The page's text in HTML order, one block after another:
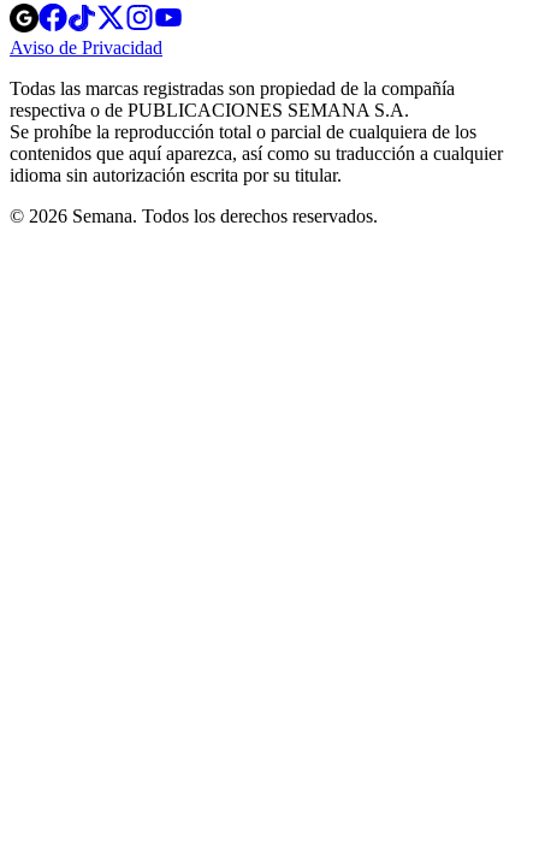
Opens
in
new
Opens
in
new
Opens
in
new
window
Opens
new
windowwindow
Aviso de Privacidad
new
window
Todas las marcas registradas son propiedad de la compañía
respectiva o de PUBLICACIONES SEMANA S.A.
Se prohíbe la reproducción total o parcial de cualquiera de los
contenidos que aquí aparezca, así como su traducción a cualquier
idioma sin autorización escrita por su titular.
© 2026 Semana. Todos los derechos reservados.